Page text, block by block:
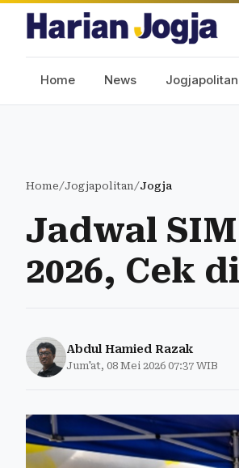
Home News Jogjapolitan
Home/Jogjapolitan/Jogja
Jadwal
2026, Cek
Abdul Hamied Razak
Jum'at, 08 Mei 2026 07:37 WIB